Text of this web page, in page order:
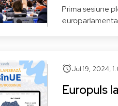
MANDA
- Grupul Alianței
a Socialiștilor și
Democraților
Prima sesiune
alarmJul 19, 2024,
Europuls